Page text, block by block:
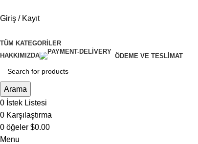
Giriş / Kayıt
TÜM KATEGORILER
HAKKIMIZDA
ÖDEME VE TESLIMAT
Arama
0 İstek Listesi
0 Karşılaştırma
0 öğeler $0.00
Menu